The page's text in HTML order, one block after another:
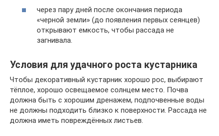
через пару дней после окончания периода
«черной земли» (до появления первых сеянцев)
открывают емкость, чтобы рассада не
загнивала.
Условия для удачного роста кустарника
Чтобы декоративный кустарник хорошо рос, выбирают
тёплое, хорошо освещаемое солнцем место. Почва
должна быть с хорошим дренажем, подпочвенные воды
не должны подходить близко к поверхности. Рассада не
должна иметь повреждённых листьев.